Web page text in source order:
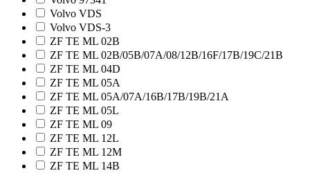
Volvo VDS
Volvo VDS-3
ZF TE ML 02B
ZF TE ML 02B/05B/07A/08/12B/16F/17B/19C/21B
ZF TE ML 04D
ZF TE ML 05A
ZF TE ML 05A/07А/16B/17B/19B/21A
ZF TE ML 05L
ZF TE ML 09
ZF TE ML 12L
ZF TE ML 12M
ZF TE ML 14B